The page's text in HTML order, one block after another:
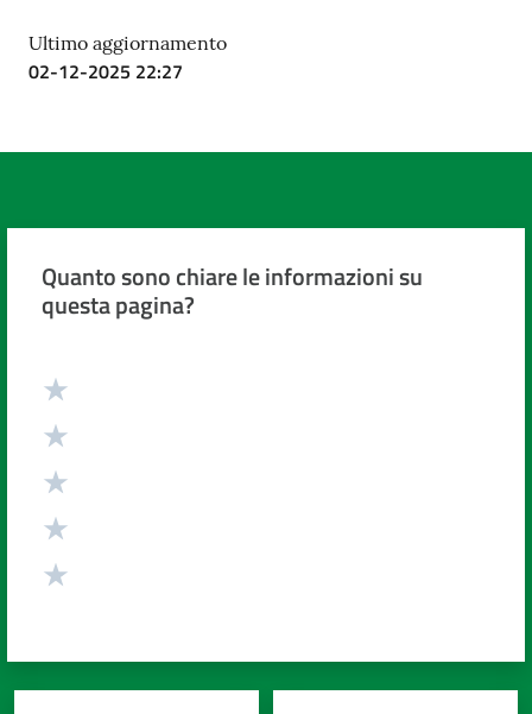
Ultimo aggiornamento
02-12-2025 22:27
Quanto sono chiare le informazioni su
questa pagina?